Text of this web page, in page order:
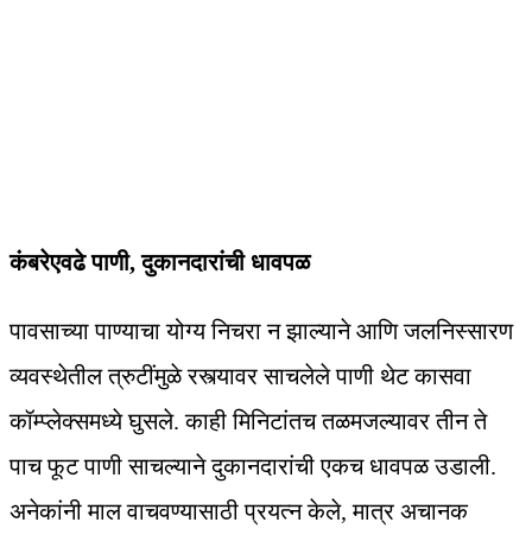
कंबरेएवढे पाणी, दुकानदारांची धावपळ
पावसाच्या पाण्याचा योग्य निचरा न झाल्याने आणि जलनिस्सारण
व्यवस्थेतील त्रुटींमुळे रस्त्यावर साचलेले पाणी थेट कासवा
कॉम्प्लेक्समध्ये घुसले. काही मिनिटांतच तळमजल्यावर तीन ते
पाच फूट पाणी साचल्याने दुकानदारांची एकच धावपळ उडाली.
अनेकांनी माल वाचवण्यासाठी प्रयत्न केले, मात्र अचानक